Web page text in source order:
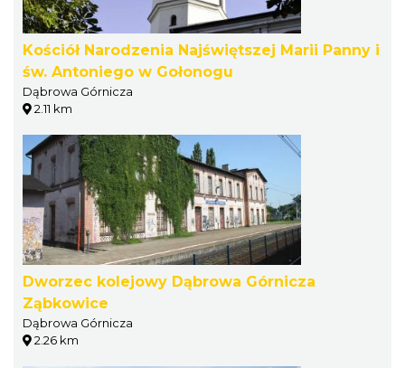
Kościół Narodzenia Najświętszej Marii Panny i
św. Antoniego w Gołonogu
Dąbrowa Górnicza
2.11 km
Dworzec kolejowy Dąbrowa Górnicza
Ząbkowice
Dąbrowa Górnicza
2.26 km